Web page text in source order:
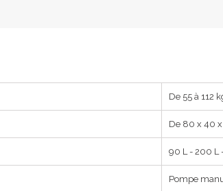
De 55 à 112
De 80 x 40
90 L - 200 L
Pompe